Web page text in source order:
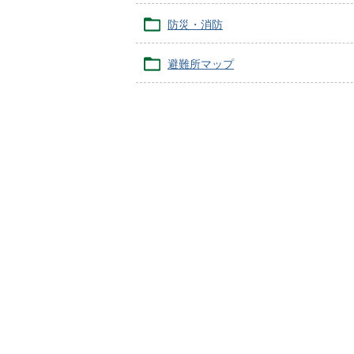
防災・消防
避難所マップ